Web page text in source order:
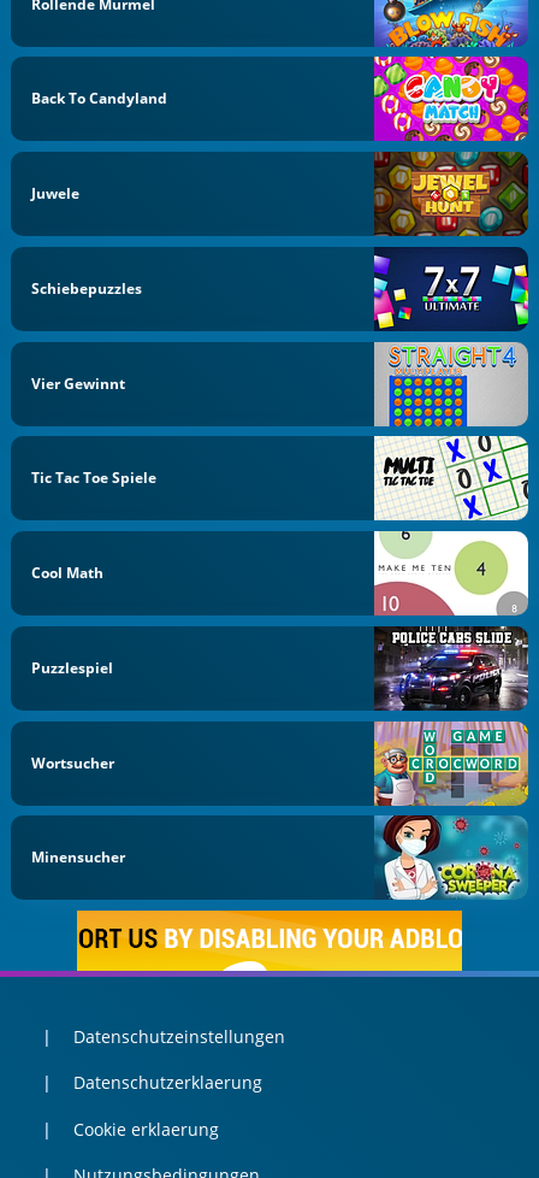
Back To Candyland
Juwele
Schiebepuzzles
Vier Gewinnt
Tic Tac Toe Spiele
Cool Math
Puzzlespiel
Wortsucher
Minensucher
Datenschutzeinstellungen
Datenschutzerklaerung
Cookie erklaerung